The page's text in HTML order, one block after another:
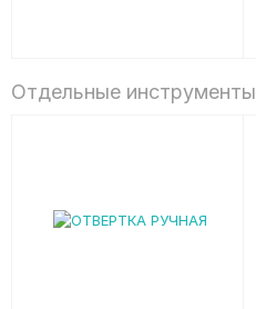
Отдельные инструменты